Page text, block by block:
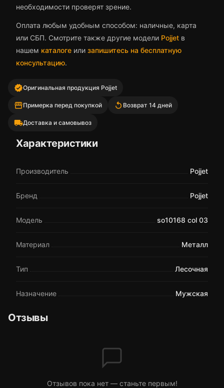
необходимости проверят зрение.
Оплата любым удобным способом: наличные, карта
или СБП. Смотрите также другие модели Pojjet в
нашем каталоге или запишитесь на бесплатную
консультацию.
verifiedОригинальная продукция Pojjet
storefrontПримерка перед покупкой replay Возврат 14 дней
local_shippingДоставка и самовывоз
Характеристики
Производитель Pojjet
Бренд Pojjet
Модель so10168 col 03
Материал Металл
Тип Лесочная
Назначение Мужская
Отзывы
Отзывов пока нет — станьте первым!